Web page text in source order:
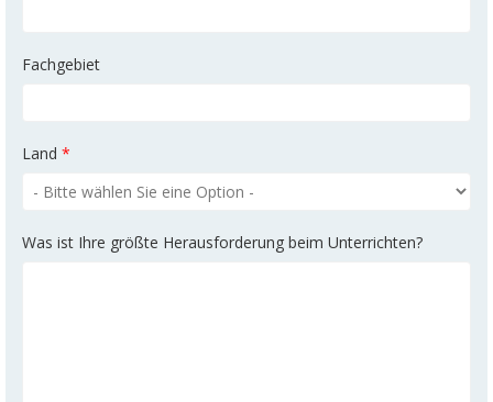
Fachgebiet
Land *
Was ist Ihre größte Herausforderung beim Unterrichten?